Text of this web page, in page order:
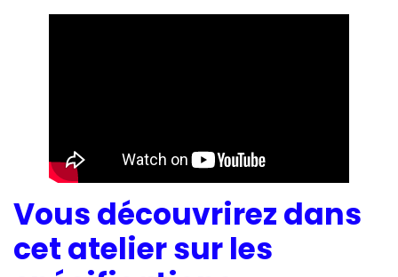
Vous découvrirez dans
cet atelier sur les